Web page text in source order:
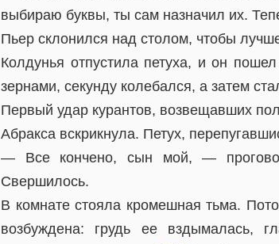
выбираю буквы, ты сам назначил их.
Пьер склонился над столом, чтобы
Колдунья отпустила петуха, и он
зернами, секунду колебался, а затем
Первый удар курантов, возвещавших
Абракса вскрикнула. Петух,
— Все кончено, сын мой, —
Свершилось.
В комнате стояла кромешная тьма.
возбуждена: грудь ее вздымалась,